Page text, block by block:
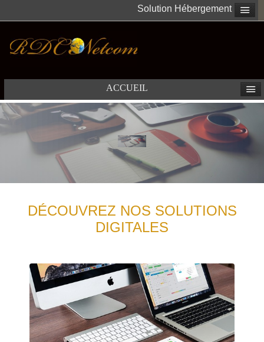
Solution Hébergement
ACCUEIL
travaillant
main
vous.
DÉCOUVREZ NOS SOLUTIONS
DIGITALES